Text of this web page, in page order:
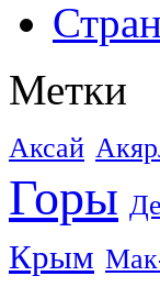
Метки
Аксай
Горы
Крым